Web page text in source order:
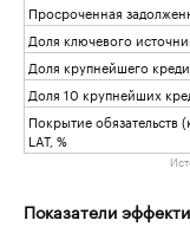
Просроченная
Доля ключевого
Доля крупнейшего
Доля 10 крупнейших
Покрытие
LAT, %
Показатели